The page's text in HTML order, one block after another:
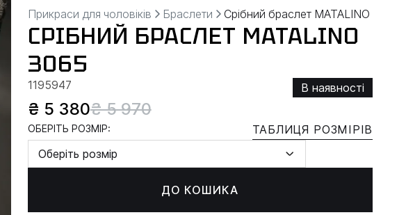
Прикраси для чоловіків Браслети Срібний браслет MATALINO
СРІБНИЙ БРАСЛЕТ MATALINO
3065
1195947 В наявності
₴ 5 380₴ 5 970
ОБЕРІТЬ РОЗМІР:
ТАБЛИЦЯ РОЗМІРІВ
Оберіть розмір
ДО КОШИКА